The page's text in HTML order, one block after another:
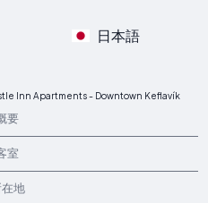
日本語
Inn Apartments - Downtown Keflavík
要
室
地